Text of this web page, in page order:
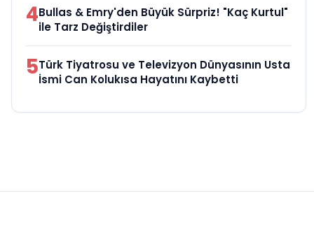
4Bullas & Emry'den Büyük Sürpriz! "Kaç Kurtul"
ile Tarz Değiştirdiler
5Türk Tiyatrosu ve Televizyon Dünyasının Usta
İsmi Can Kolukısa Hayatını Kaybetti